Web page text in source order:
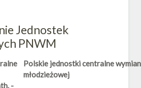
Jednostek
PNWM
-
Polskie jednostki centralne
młodzieżowej